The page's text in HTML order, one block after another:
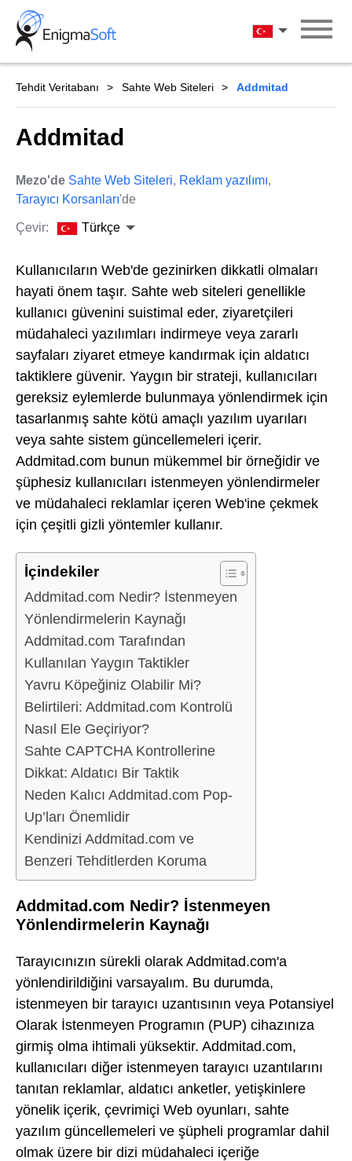
Skip
content
Türkçe
Tehdit Veritabanı Sahte Web Siteleri Addmitad
Addmitad
Mezo'de Sahte Web Siteleri, Reklam yazılımı,
Tarayıcı Korsanları'de
Çevir: Türkçe
Kullanıcıların Web'de gezinirken dikkatli olmaları
hayati önem taşır. Sahte web siteleri genellikle
kullanıcı güvenini suistimal eder, ziyaretçileri
müdahaleci yazılımları indirmeye veya zararlı
sayfaları ziyaret etmeye kandırmak için aldatıcı
taktiklere güvenir. Yaygın bir strateji, kullanıcıları
gereksiz eylemlerde bulunmaya yönlendirmek için
tasarlanmış sahte kötü amaçlı yazılım uyarıları
veya sahte sistem güncellemeleri içerir.
Addmitad.com bunun mükemmel bir örneğidir ve
şüphesiz kullanıcıları istenmeyen yönlendirmeler
ve müdahaleci reklamlar içeren Web'ine çekmek
için çeşitli gizli yöntemler kullanır.
İçindekiler
Addmitad.com Nedir? İstenmeyen
Yönlendirmelerin Kaynağı
Addmitad.com Tarafından
Kullanılan Yaygın Taktikler
Yavru Köpeğiniz Olabilir Mi?
Belirtileri: Addmitad.com Kontrolü
Nasıl Ele Geçiriyor?
Sahte CAPTCHA Kontrollerine
Dikkat: Aldatıcı Bir Taktik
Neden Kalıcı Addmitad.com Pop-
Up’ları Önemlidir
Kendinizi Addmitad.com ve
Benzeri Tehditlerden Koruma
Addmitad.com Nedir? İstenmeyen
Yönlendirmelerin Kaynağı
Tarayıcınızın sürekli olarak Addmitad.com'a
yönlendirildiğini varsayalım. Bu durumda,
istenmeyen bir tarayıcı uzantısının veya Potansiyel
Olarak İstenmeyen Programın (PUP) cihazınıza
girmiş olma ihtimali yüksektir. Addmitad.com,
kullanıcıları diğer istenmeyen tarayıcı uzantılarını
tanıtan reklamlar, aldatıcı anketler, yetişkinlere
yönelik içerik, çevrimiçi Web oyunları, sahte
yazılım güncellemeleri ve şüpheli programlar dahil
olmak üzere bir dizi müdahaleci içeriğe